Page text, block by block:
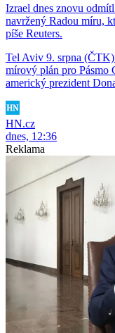
Izrael dnes znovu
navržený Radou míru,
píše Reuters.
Tel Aviv 9. srpna
mírový plán pro Pásmo
americký prezident
HN.cz
dnes, 12:36
Reklama